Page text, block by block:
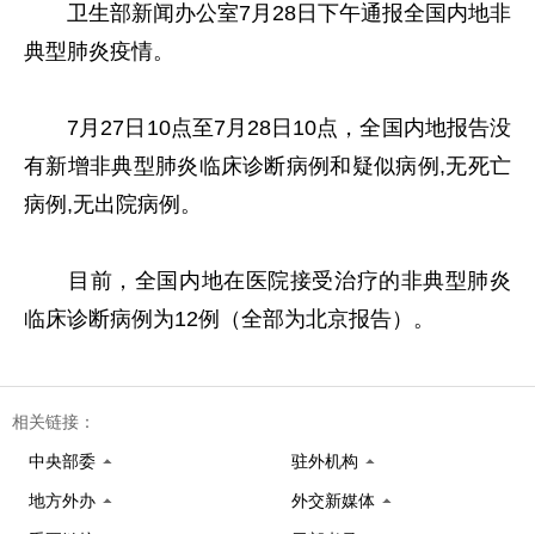
卫生部新闻办公室7月28日下午通报全国内地非
典型肺炎疫情。
7月27日10点至7月28日10点，全国内地报告没
有新增非典型肺炎临床诊断病例和疑似病例,无死亡
病例,无出院病例。
目前，全国内地在医院接受治疗的非典型肺炎
临床诊断病例为12例（全部为北京报告）。
相关链接：
中央部委 驻外机构
地方外办 外交新媒体